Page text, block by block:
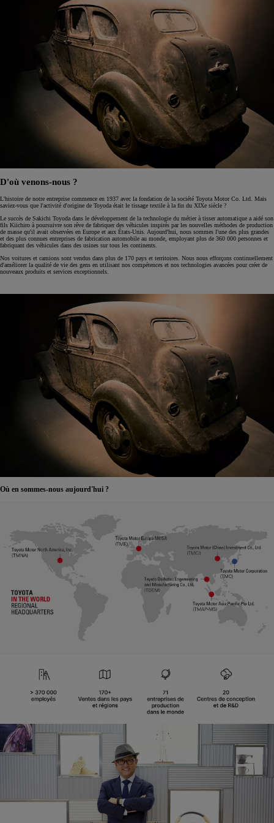
D'où venons-nous ?
L'histoire de notre entreprise commence en 1937 avec la fondation de la société Toyota Motor Co. Ltd. Mais
saviez-vous que l'activité d'origine de Toyoda était le tissage textile à la fin du XIXe siècle ?
Le succès de Sakichi Toyoda dans le développement de la technologie du métier à tisser automatique a aidé son
fils Kiichiro à poursuivre son rêve de fabriquer des véhicules inspirés par les nouvelles méthodes de production
de masse qu'il avait observées en Europe et aux États-Unis. Aujourd'hui, nous sommes l'une des plus grandes
et des plus connues entreprises de fabrication automobile au monde, employant plus de 360 000 personnes et
fabriquant des véhicules dans des usines sur tous les continents.
Nos voitures et camions sont vendus dans plus de 170 pays et territoires. Nous nous efforçons continuellement
d'améliorer la qualité de vie des gens en utilisant nos compétences et nos technologies avancées pour créer de
nouveaux produits et services exceptionnels.
Où en sommes-nous aujourd'hui ?